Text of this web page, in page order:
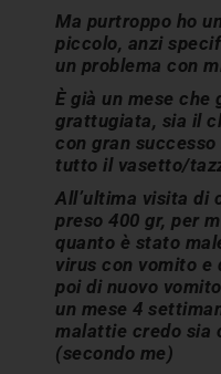
Ma purtroppo ho
piccolo, anzi
un problema con
È già un mese
grattugiata, sia il
con gran
tutto il vasetto/
All’ultima visita di
preso 400 gr, per
quanto è stato
virus con vomito e
poi di nuovo
un mese 4
malattie credo sia
(secondo me)